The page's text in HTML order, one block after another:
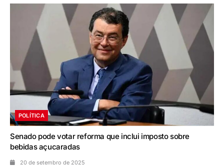
POLÍTICA
Senado pode votar reforma que inclui imposto sobre
bebidas açucaradas
20 de setembro de 2025